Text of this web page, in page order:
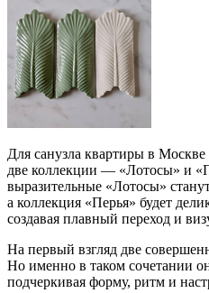
Для санузла квартиры в
две коллекции — «Лотосы» и
выразительные «Лотосы»
а коллекция «Перья» будет
создавая плавный переход и
На первый взгляд две
Но именно в таком сочетании
подчеркивая форму, ритм и